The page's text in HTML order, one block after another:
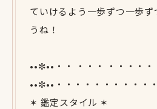
ていけるよう一歩ずつ一歩ず
うね！
••✼••・・ ・・・ ・・・・・
••✼••・・・・・・・・・・
✶ 鑑定スタイル ✶